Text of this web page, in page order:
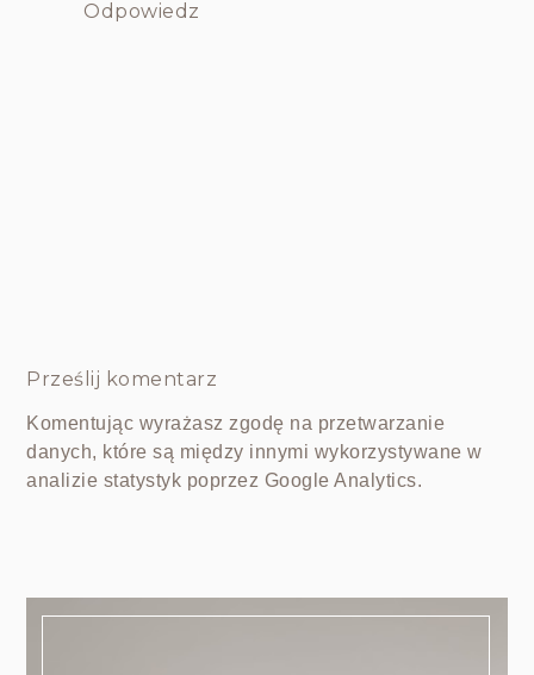
Odpowiedz
Prześlij komentarz
Komentując wyrażasz zgodę na przetwarzanie
danych, które są między innymi wykorzystywane w
analizie statystyk poprzez Google Analytics.